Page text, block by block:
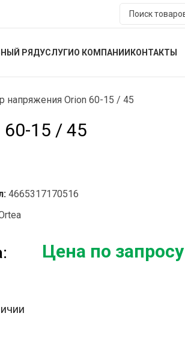
РЯДУСЛУГИ О КОМПАНИИ КОНТАКТЫ
напряжения Orion 60-15 / 45
15 / 45
4665317170516
Цена по запросу